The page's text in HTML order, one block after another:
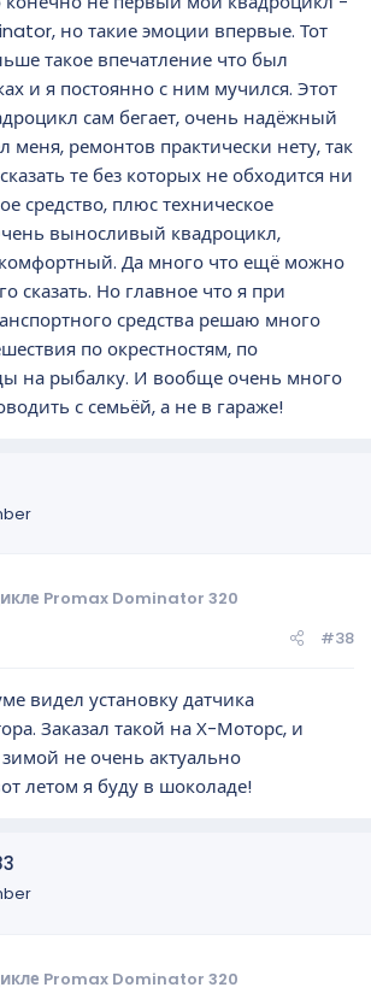
но такие эмоции впервые. Тот
такое впечатление что был
и я постоянно с ним мучился. Этот
сам бегает, очень надёжный
меня, ремонтов практически нету, так
те без которых не обходится ни
средство, плюс техническое
выносливый квадроцикл,
Да много что ещё можно
сказать. Но главное что я при
средства решаю много
по окрестностям, по
на рыбалку. И вообще очень много
с семьёй, а не в гараже!
Promax Dominator 320
#38
видел установку датчика
Заказал такой на Х-Моторс, и
не очень актуально
летом я буду в шоколаде!
Promax Dominator 320